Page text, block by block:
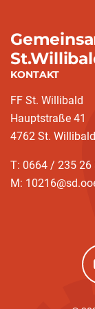
KONTAKT
FF St. Willibald
Hauptstraße 41
4762 St. Willibald
T: 0664 / 235 26
M: